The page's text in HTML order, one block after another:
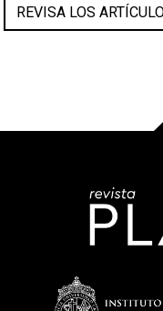
REVISA LOS